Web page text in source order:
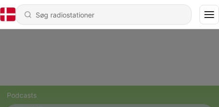
Podcasts